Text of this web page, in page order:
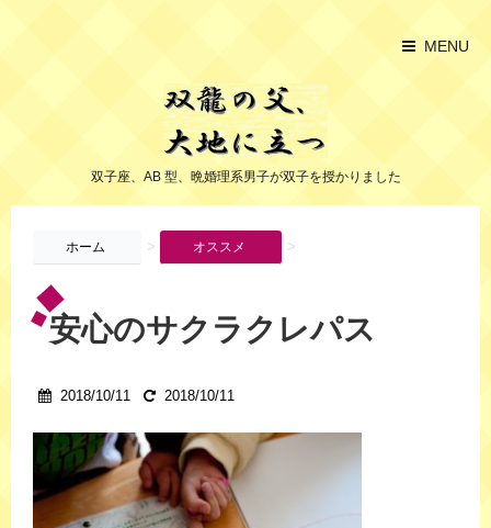
MENU
双子座、AB 型、晩婚理系男子が双子を授かりました
ホーム > オススメ >
安心のサクラクレパス
2018/10/11 2018/10/11